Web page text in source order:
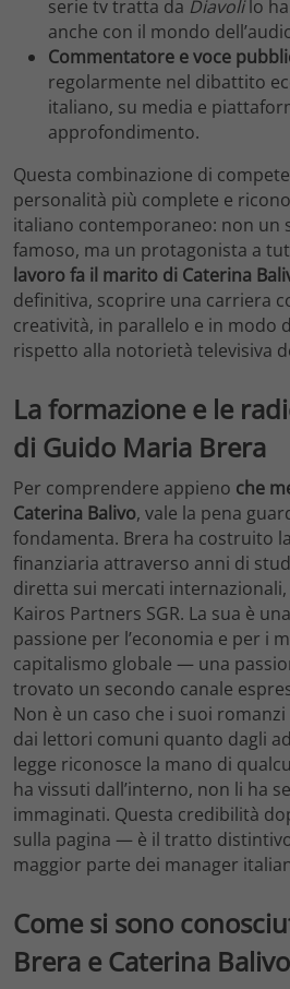
serie tv tratta da Diavolilo
anche con il mondo
Commentatore e voce
regolarmente nel dibattito
italiano, su media e
approfondimento.
Questa combinazione di
personalità più complete e
italiano contemporaneo: non un
famoso, ma un protagonista a
lavoro fa il marito di Caterina
definitiva, scoprire una carriera
creatività, in parallelo e in modo
rispetto alla notorietà televisiva
La formazione e le
di Guido Maria Brera
Per comprendere appieno che
Caterina Balivo, vale la pena
fondamenta. Brera ha costruito
finanziaria attraverso anni di
diretta sui mercati
Kairos Partners SGR. La sua è
passione per l’economia e per i
capitalismo globale — una
trovato un secondo canale
Non è un caso che i suoi
dai lettori comuni quanto dagli
legge riconosce la mano di
ha vissuti dall’interno, non li ha
immaginati. Questa credibilità
sulla pagina — è il tratto
maggior parte dei manager
Come si sono
Brera e Caterina Balivo